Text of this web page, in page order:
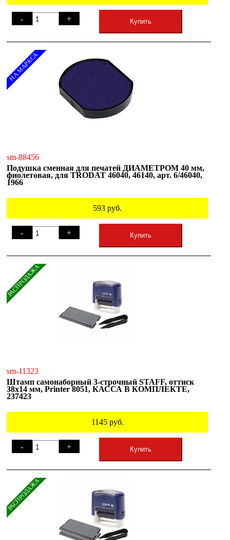
- + Купить
НА МАРКСА
sm-88456
Подушка сменная для печатей ДИАМЕТРОМ 40 мм,
фиолетовая, для TRODAT 46040, 46140, арт. 6/46040,
1966
593 руб.
- + Купить
РАСПРОДАЖА
sm-11323
Штамп самонаборный 3-строчный STAFF, оттиск
38х14 мм, Printer 8051, КАССА В КОМПЛЕКТЕ,
237423
1145руб.
- + Купить
РАСПРОДАЖА